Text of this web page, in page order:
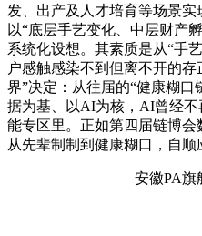
发、出产及人才培育等场景
以“底层手艺变化、中层财产
系统化设想。其素质是从“手
户感触感染不到但离不开的
界”决定：从往届的“健康糊口
据为基、以AI为核，AI曾经
能专区里。正如第四届链博会
从先辈制制到健康糊口，自顺
安徽PA旗